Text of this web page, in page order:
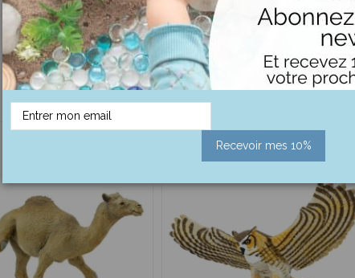
également acheté :
Recevoir mes 10%